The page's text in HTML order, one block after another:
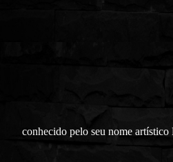
conhecido pelo seu nome artístico